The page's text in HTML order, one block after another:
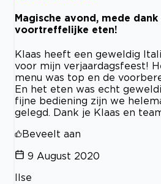
Magische avond, mede
voortreffelijke eten!
Klaas heeft een geweldig
voor mijn verjaardagsfeest!
menu was top en de
En het eten was echt
fijne bediening zijn we
gelegd. Dank je Klaas en
Beveelt aan
9 August 2020
Ilse